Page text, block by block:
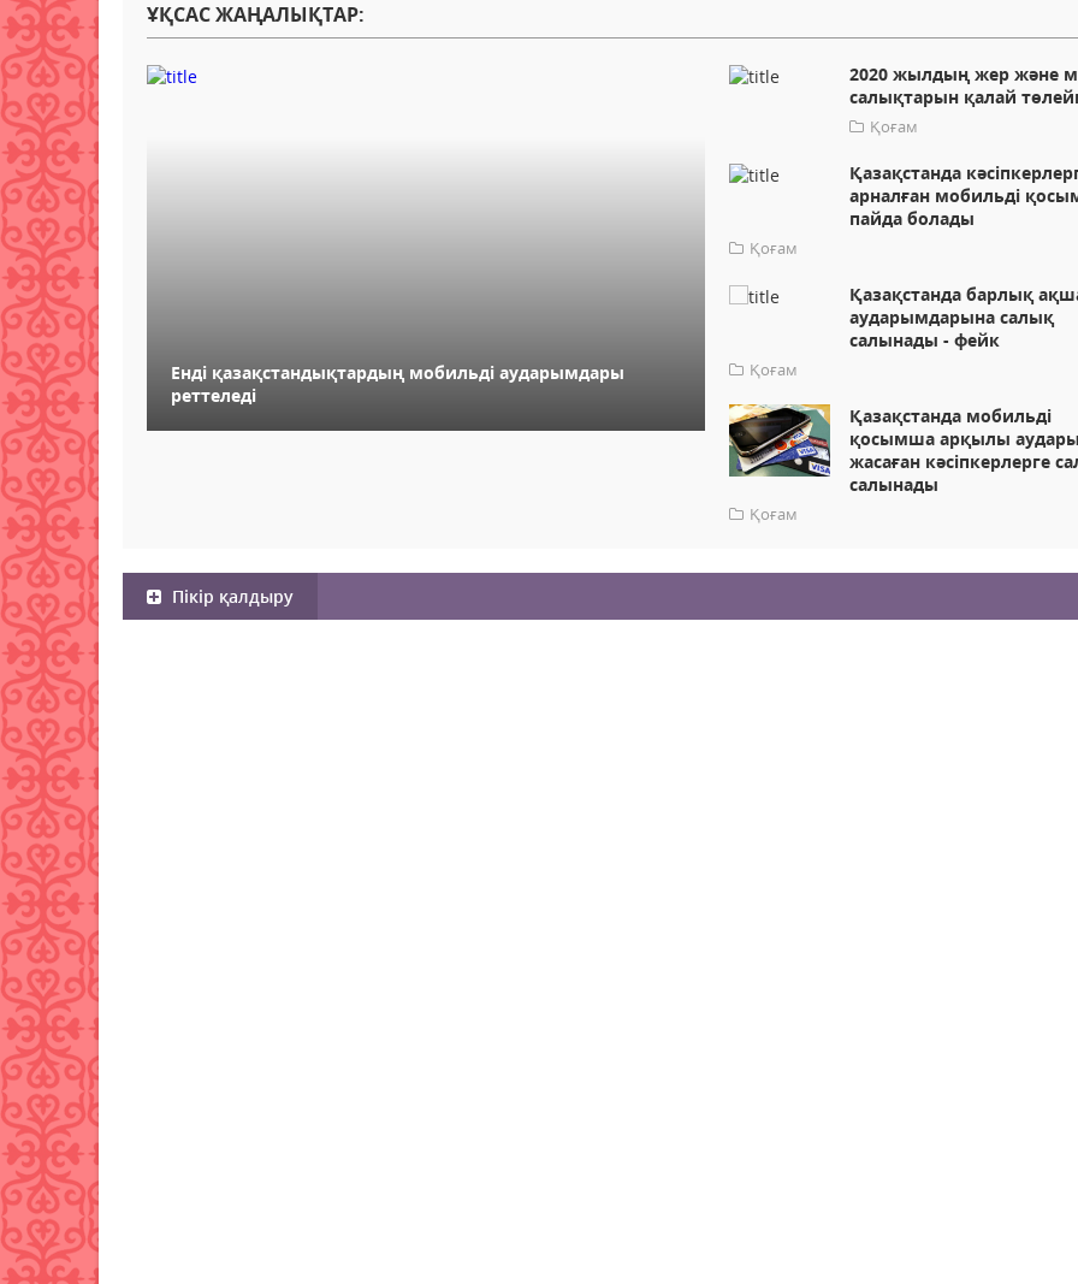
ҰҚСАС ЖАҢАЛЫҚТАР:
Енді қазақстандықтардың мобильді аударымдары
реттеледі
2020 жылдың жер және
салықтарын қалай
Қоғам
Қазақстанда
арналған мобильді
пайда болады
Қоғам
Қазақстанда барлық
аударымдарына салық
салынады - фейк
Қоғам
Қазақстанда мобильді
қосымша арқылы
жасаған кәсіпкерлерге
салынады
Қоғам
Пікір қалдыру